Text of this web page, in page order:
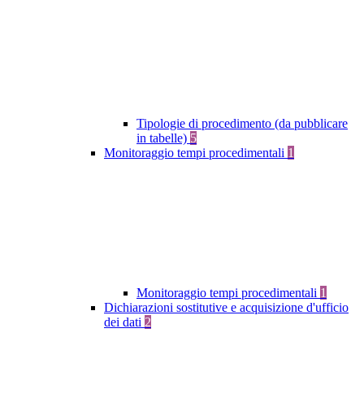
Tipologie di procedimento (da pubblicare
in tabelle) 5
Monitoraggio tempi procedimentali 1
Monitoraggio tempi procedimentali 1
Dichiarazioni sostitutive e acquisizione d'ufficio
dei dati 2